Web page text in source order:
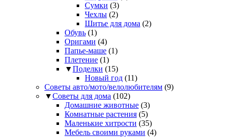
Сумки (3)
Чехлы (2)
Шитье для дома (2)
Обувь (1)
Оригами (4)
Папье-маше (1)
Плетение (1)
▼Поделки (15)
Новый год (11)
Советы авто/мото/велолюбителям (9)
▼Советы для дома (102)
Домашние животные (3)
Комнатные растения (5)
Маленькие хитрости (35)
Мебель своими руками (4)